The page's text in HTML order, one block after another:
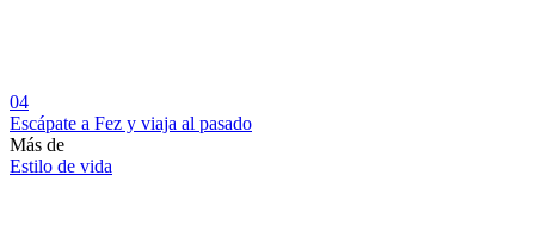
04
Escápate a Fez y viaja al pasado
Más de
Estilo de vida